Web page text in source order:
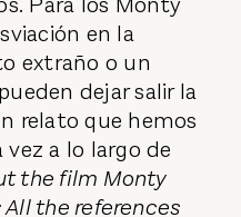
en la
extraño o un
dejar salir la
relato que hemos
a lo largo de
the film Monty
the references